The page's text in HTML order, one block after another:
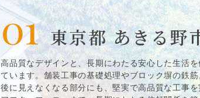
01 東京都 あきる野
高品質なデザインと、長期にわたる安心した生活
ています。舗装工事の基礎処理やブロック塀の鉄
後に見えなくなる部分にも、堅実で高品質な工事